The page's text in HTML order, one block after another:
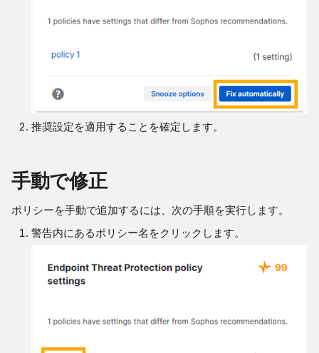
推奨設定を適用することを確定します。
手動で修正
ポリシーを手動で追加するには、次の手順を実行します。
警告内にあるポリシー名をクリックします。